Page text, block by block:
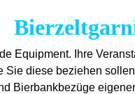
Equipment.
Ihre
diese beziehen
Bierbankbezüge